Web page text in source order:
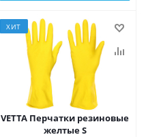
ХИТ
VETTA Перчатки резиновые
желтые S